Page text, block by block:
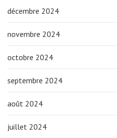
décembre 2024
novembre 2024
octobre 2024
septembre 2024
août 2024
juillet 2024